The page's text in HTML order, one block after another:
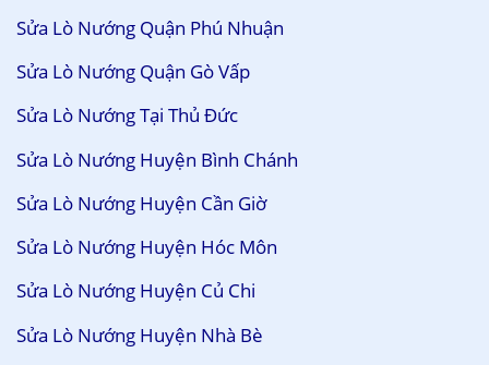
Sửa Lò Nướng Quận Phú Nhuận
Sửa Lò Nướng Quận Gò Vấp
Sửa Lò Nướng Tại Thủ Đức
Sửa Lò Nướng Huyện Bình Chánh
Sửa Lò Nướng Huyện Cần Giờ
Sửa Lò Nướng Huyện Hóc Môn
Sửa Lò Nướng Huyện Củ Chi
Sửa Lò Nướng Huyện Nhà Bè